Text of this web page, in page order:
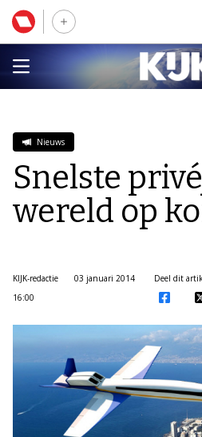
Nieuws
Snelste
wereld op
KIJK-redactie
03 januari 2014
16:00
Deel dit